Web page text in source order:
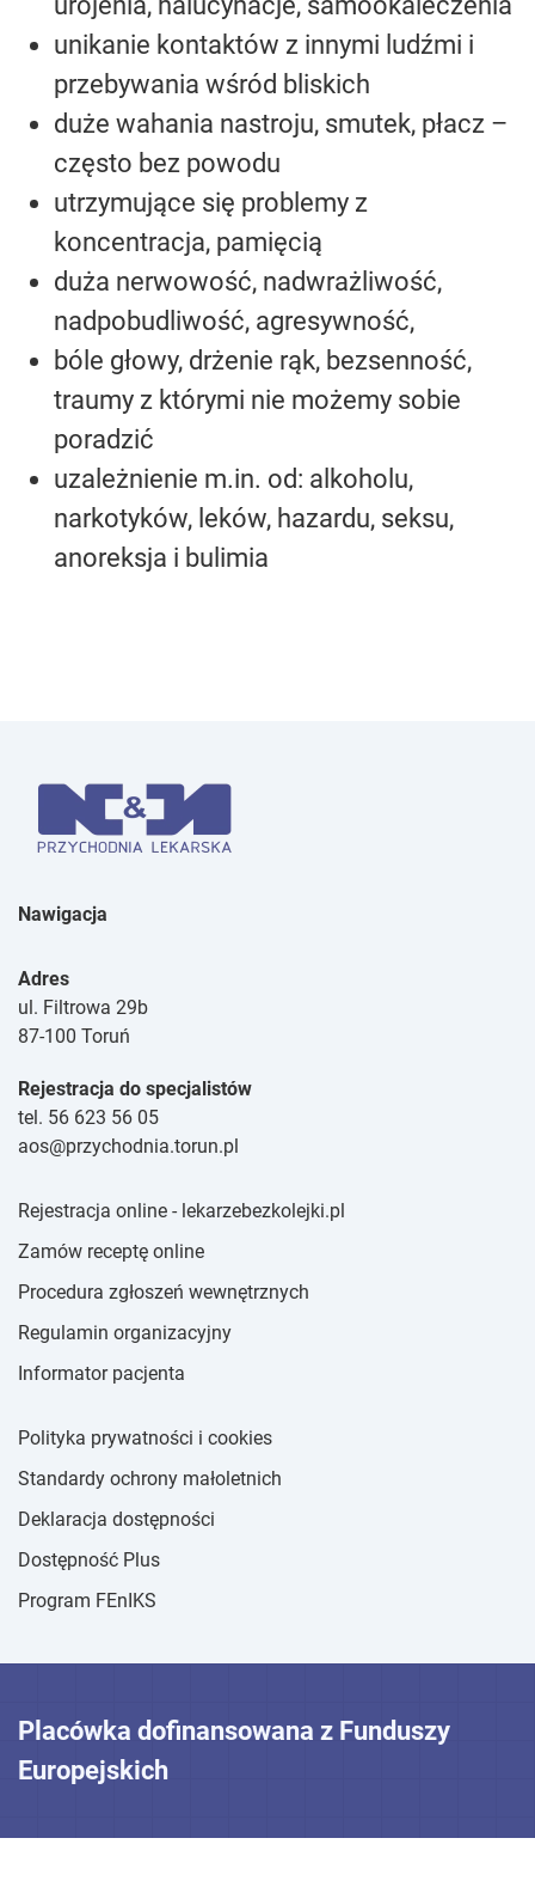
unikanie kontaktów z innymi ludźmi i
przebywania wśród bliskich
duże wahania nastroju, smutek, płacz –
często bez powodu
utrzymujące się problemy z
koncentracja, pamięcią
duża nerwowość, nadwrażliwość,
nadpobudliwość, agresywność,
bóle głowy, drżenie rąk, bezsenność,
traumy z którymi nie możemy sobie
poradzić
uzależnienie m.in. od: alkoholu,
narkotyków, leków, hazardu, seksu,
anoreksja i bulimia
Nawigacja
Adres
ul. Filtrowa 29b
87-100 Toruń
Rejestracja do specjalistów
tel. 56 623 56 05
aos@przychodnia.torun.pl
Rejestracja online - lekarzebezkolejki.pl
Zamów receptę online
Procedura zgłoszeń wewnętrznych
Regulamin organizacyjny
Informator pacjenta
Polityka prywatności i cookies
Standardy ochrony małoletnich
Deklaracja dostępności
Dostępność Plus
Program FEnIKS
Placówka dofinansowana z Funduszy
Europejskich